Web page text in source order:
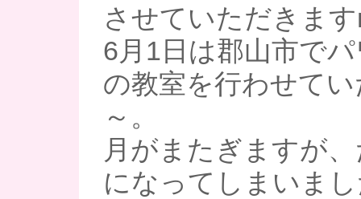
させていただきま
6月1日は郡山市で
の教室を行わせて
～。
月がまたぎますが
になってしまいま